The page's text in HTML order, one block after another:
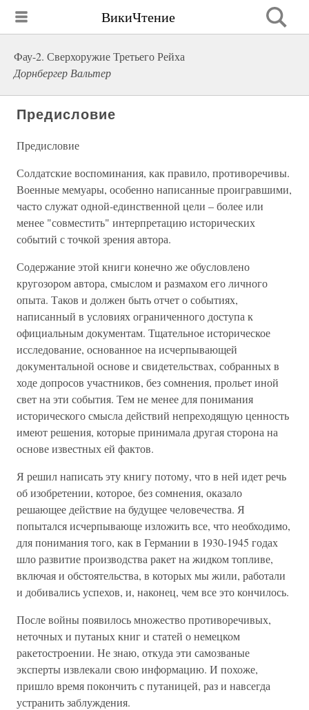
ВикиЧтение
Фау-2. Сверхоружие Третьего Рейха
Дорнбергер Вальтер
Предисловие
Предисловие
Солдатские воспоминания, как правило, противоречивы.
Военные мемуары, особенно написанные проигравшими,
часто служат одной-единственной цели – более или
менее "совместить" интерпретацию исторических
событий с точкой зрения автора.
Содержание этой книги конечно же обусловлено
кругозором автора, смыслом и размахом его личного
опыта. Таков и должен быть отчет о событиях,
написанный в условиях ограниченного доступа к
официальным документам. Тщательное историческое
исследование, основанное на исчерпывающей
документальной основе и свидетельствах, собранных в
ходе допросов участников, без сомнения, прольет иной
свет на эти события. Тем не менее для понимания
исторического смысла действий непреходящую ценность
имеют решения, которые принимала другая сторона на
основе известных ей фактов.
Я решил написать эту книгу потому, что в ней идет речь
об изобретении, которое, без сомнения, оказало
решающее действие на будущее человечества. Я
попытался исчерпывающе изложить все, что необходимо,
для понимания того, как в Германии в 1930-1945 годах
шло развитие производства ракет на жидком топливе,
включая и обстоятельства, в которых мы жили, работали
и добивались успехов, и, наконец, чем все это кончилось.
После войны появилось множество противоречивых,
неточных и путаных книг и статей о немецком
ракетостроении. Не знаю, откуда эти самозваные
эксперты извлекали свою информацию. И похоже,
пришло время покончить с путаницей, раз и навсегда
устранить заблуждения.